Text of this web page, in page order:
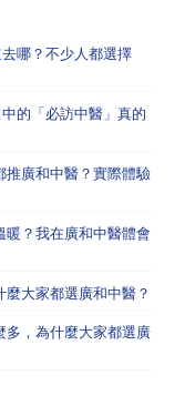
哪？不少人都選擇
的「必訪中醫」真的
推廣和中醫？實際體驗
暖？我在廣和中醫體會
大家都選廣和中醫？
多，為什麼大家都選廣